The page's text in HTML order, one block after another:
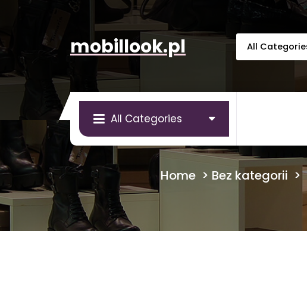
mobillook.pl
All Categories
Home > Bez kategorii >